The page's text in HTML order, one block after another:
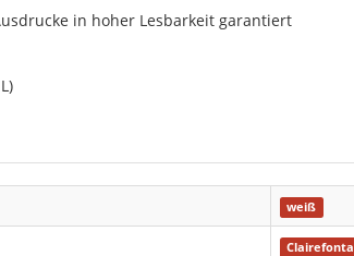
in hoher Lesbarkeit garantiert
weiß